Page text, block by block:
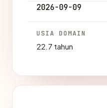
2026-09-09
USIA DOMAIN
22.7 tahun